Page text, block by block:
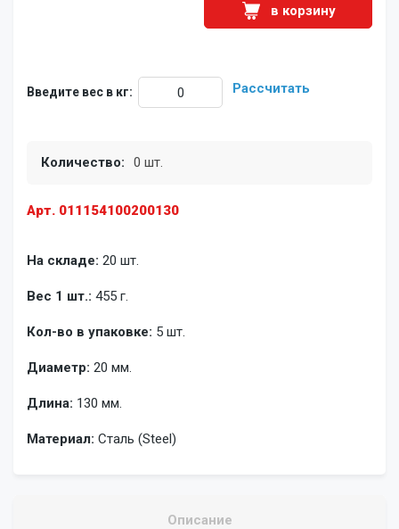
Арт. 011154100200130
На складе: 20 шт.
Вес 1 шт.: 455 г.
Кол-во в упаковке: 5 шт.
Диаметр: 20 мм.
Длина: 130 мм.
Материал: Сталь (Steel)
в корзину
Введите вес в кг: Рассчитать
Количество: 0 шт.
Описание